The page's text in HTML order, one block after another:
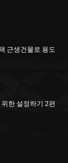
근생건물로 용도
한 설정하기 2편